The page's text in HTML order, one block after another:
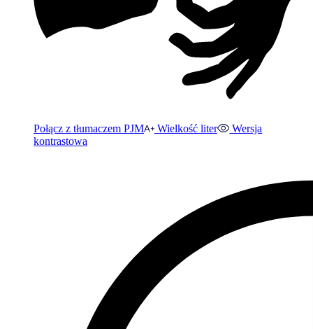
Połącz z tłumaczem PJM Wielkość liter
Wersja
kontrastowa